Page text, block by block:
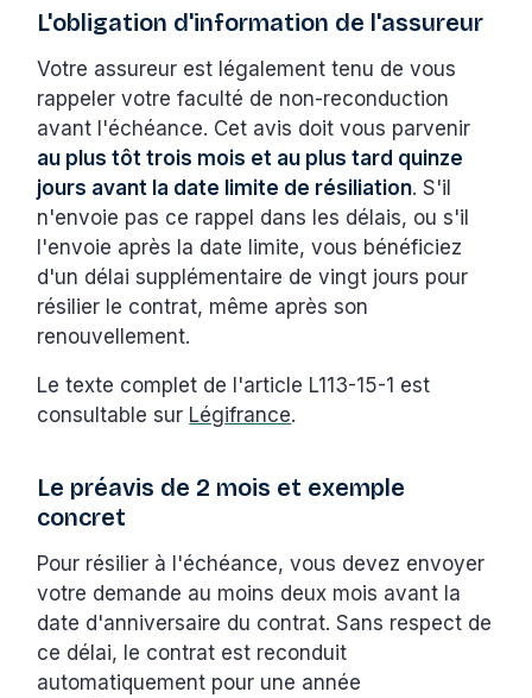
L'obligation d'information de l'assureur
Votre assureur est légalement tenu de vous
rappeler votre faculté de non-reconduction
avant l'échéance. Cet avis doit vous parvenir
au plus tôt trois mois et au plus tard quinze
jours avant la date limite de résiliation. S'il
n'envoie pas ce rappel dans les délais, ou s'il
l'envoie après la date limite, vous bénéficiez
d'un délai supplémentaire de vingt jours pour
résilier le contrat, même après son
renouvellement.
Le texte complet de l'article L113-15-1 est
consultable sur Légifrance.
Le préavis de 2 mois et exemple
concret
Pour résilier à l'échéance, vous devez envoyer
votre demande au moins deux mois avant la
date d'anniversaire du contrat. Sans respect de
ce délai, le contrat est reconduit
automatiquement pour une année